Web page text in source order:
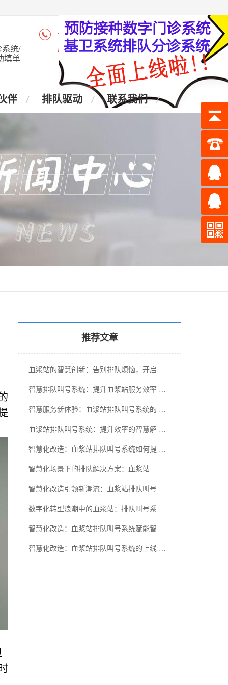
系统/
填单
咨询热线：4006-028-965
座 机：028-87438905
伴 排队驱动 联系我们
推荐文章
血浆站的智慧创新：告别排队烦恼，开启 …
智慧排队叫号系统：提升血浆站服务效率 …
智慧服务新体验：血浆站排队叫号系统的 …
血浆站排队叫号系统：提升效率的智慧解 …
智慧化改造：血浆站排队叫号系统如何提 …
智慧化场景下的排队解决方案：血浆站 …
智慧化改造引领新潮流：血浆站排队叫号 …
数字化转型浪潮中的血浆站：排队叫号系 …
智慧化改造：血浆站排队叫号系统赋能智 …
智慧化改造：血浆站排队叫号系统的上线 …